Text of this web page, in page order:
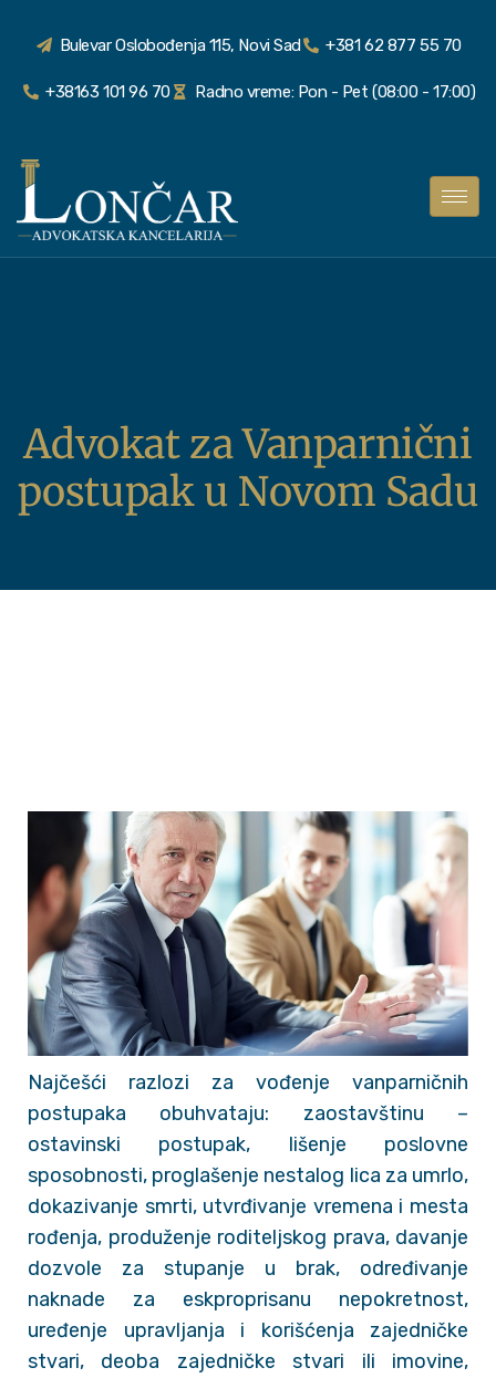
Bulevar Oslobođenja 115, Novi Sad +381 62 877 55 70
+38163 101 96 70 Radno vreme: Pon - Pet (08:00 - 17:00)
Advokat za Vanparnični
postupak u Novom Sadu
Najčešći razlozi za vođenje vanparničnih
postupaka obuhvataju: zaostavštinu –
ostavinski postupak, lišenje poslovne
sposobnosti, proglašenje nestalog lica za umrlo,
dokazivanje smrti, utvrđivanje vremena i mesta
rođenja, produženje roditeljskog prava, davanje
dozvole za stupanje u brak, određivanje
naknade za eskproprisanu nepokretnost,
uređenje upravljanja i korišćenja zajedničke
stvari, deoba zajedničke stvari ili imovine,